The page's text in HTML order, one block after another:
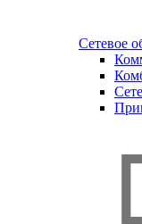
Сетевое